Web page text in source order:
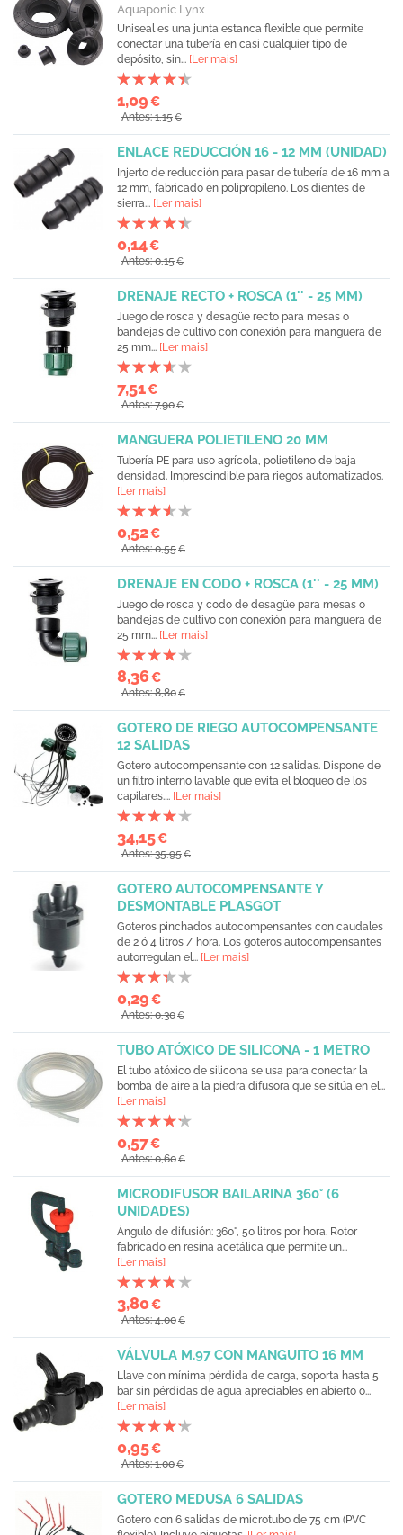
Aquaponic Lynx
Uniseal es una junta estanca flexible que permite
conectar una tubería en casi cualquier tipo de
depósito, sin... [Ler mais]
1,09€
Antes: 1,15€
ENLACE REDUCCIÓN 16 - 12 MM (UNIDAD)
Injerto de reducción para pasar de tubería de 16 mm a
12 mm, fabricado en polipropileno. Los dientes de
sierra... [Ler mais]
0,14€
Antes: 0,15€
DRENAJE RECTO + ROSCA (1'' - 25 MM)
Juego de rosca y desagüe recto para mesas o
bandejas de cultivo con conexión para manguera de
25 mm... [Ler mais]
7,51€
Antes: 7,90€
MANGUERA POLIETILENO 20 MM
Tubería PE para uso agrícola, polietileno de baja
densidad. Imprescindible para riegos automatizados.
[Ler mais]
0,52€
Antes: 0,55€
DRENAJE EN CODO + ROSCA (1'' - 25 MM)
Juego de rosca y codo de desagüe para mesas o
bandejas de cultivo con conexión para manguera de
25 mm... [Ler mais]
8,36€
Antes: 8,80€
GOTERO DE RIEGO AUTOCOMPENSANTE
12 SALIDAS
Gotero autocompensante con 12 salidas. Dispone de
un filtro interno lavable que evita el bloqueo de los
capilares.... [Ler mais]
34,15€
Antes: 35,95€
GOTERO AUTOCOMPENSANTE Y
DESMONTABLE PLASGOT
Goteros pinchados autocompensantes con caudales
de 2 ó 4 litros / hora. Los goteros autocompensantes
autorregulan el... [Ler mais]
0,29€
Antes: 0,30€
TUBO ATÓXICO DE SILICONA - 1 METRO
El tubo atóxico de silicona se usa para conectar la
bomba de aire a la piedra difusora que se sitúa en el...
[Ler mais]
0,57€
Antes: 0,60€
MICRODIFUSOR BAILARINA 360° (6
UNIDADES)
Ángulo de difusión: 360°, 50 litros por hora. Rotor
fabricado en resina acetálica que permite un...
[Ler mais]
3,80€
Antes: 4,00€
VÁLVULA M.97 CON MANGUITO 16 MM
Llave con mínima pérdida de carga, soporta hasta 5
bar sin pérdidas de agua apreciables en abierto o...
[Ler mais]
0,95€
Antes: 1,00€
GOTERO MEDUSA 6 SALIDAS
Gotero con 6 salidas de microtubo de 75 cm (PVC